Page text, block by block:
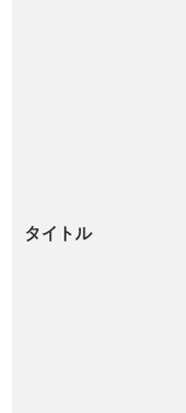
タイトル